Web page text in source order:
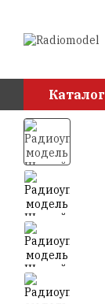
Каталог